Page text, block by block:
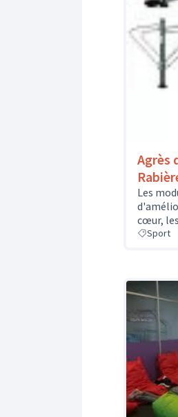
Agrès
Les
cœur,
Sport